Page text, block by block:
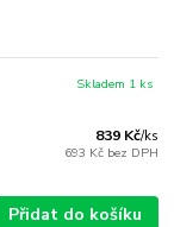
839 Kč/ks
693 Kč bez DPH
Skladem 1 ks
Přidat do košíku